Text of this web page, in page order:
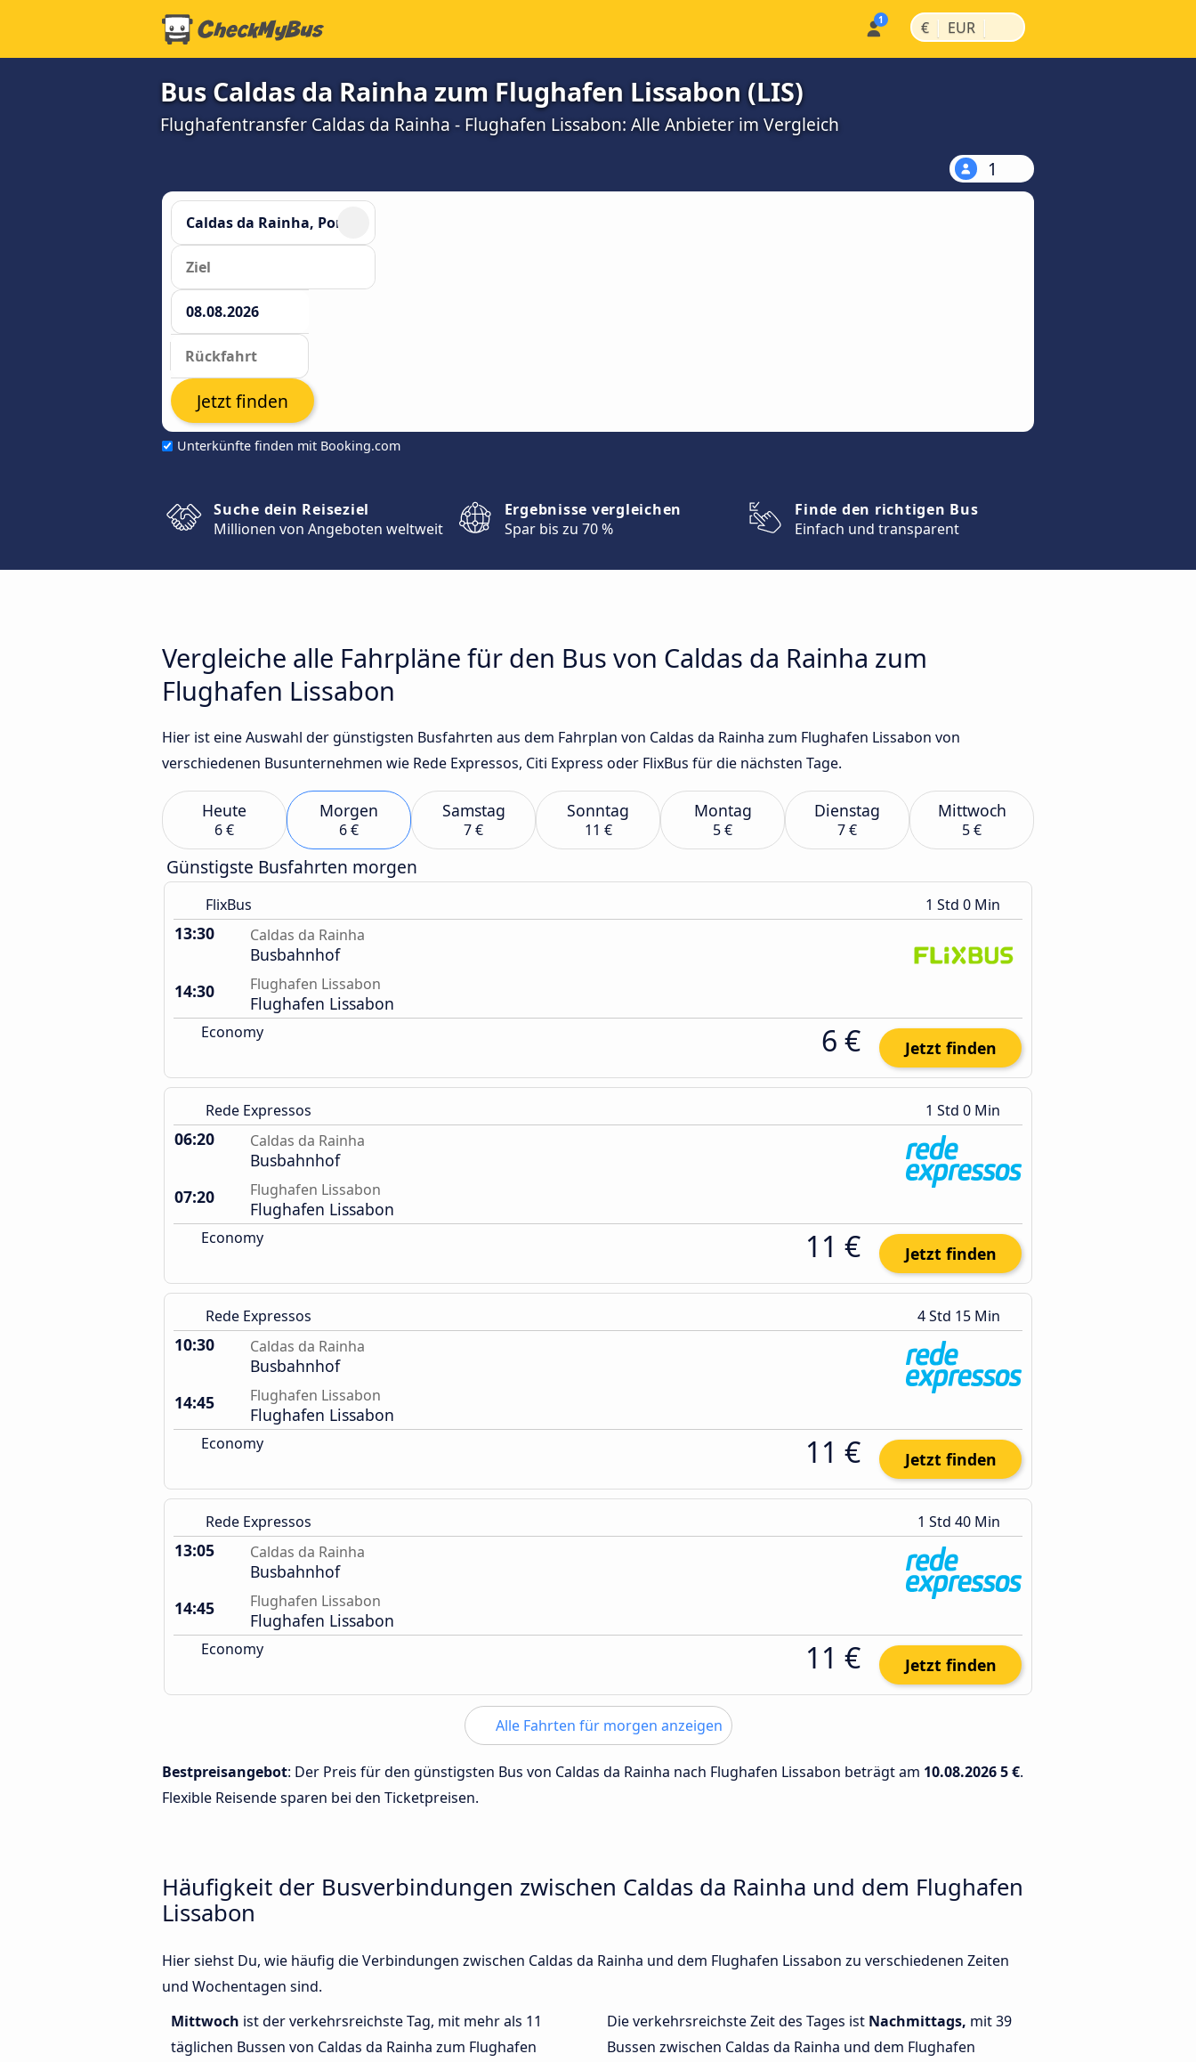
€ | EUR |
Bus Caldas da Rainha zum Flughafen Lissabon (LIS)
Flughafentransfer Caldas da Rainha - Flughafen Lissabon: Alle Anbieter im Vergleich
1
Unterkünfte finden mit Booking.com
Jetzt finden
Suche dein Reiseziel
Millionen von Angeboten weltweit
Ergebnisse vergleichen
Spar bis zu 70 %
Finde den richtigen Bus
Einfach und transparent
Vergleiche alle Fahrpläne für den Bus von Caldas da Rainha zum
Flughafen Lissabon
Hier ist eine Auswahl der günstigsten Busfahrten aus dem Fahrplan von Caldas da Rainha zum Flughafen Lissabon von
verschiedenen Busunternehmen wie Rede Expressos, Citi Express oder FlixBus für die nächsten Tage.
Heute
6 €
Morgen
6 €
Samstag
7 €
Sonntag
11 €
Montag
5 €
Dienstag
7 €
Mittwoch
5 €
Günstigste Busfahrten morgen
FlixBus 1 Std 0 Min
13:30 Caldas da Rainha
Busbahnhof
14:30
Flughafen Lissabon
Flughafen Lissabon
Economy 6 € Jetzt finden
Rede Expressos 1 Std 0 Min
06:20 Caldas da Rainha
Busbahnhof
07:20
Flughafen Lissabon
Flughafen Lissabon
Economy 11 € Jetzt finden
Rede Expressos 4 Std 15 Min
10:30 Caldas da Rainha
Busbahnhof
14:45
Flughafen Lissabon
Flughafen Lissabon
Economy 11 € Jetzt finden
Rede Expressos 1 Std 40 Min
13:05 Caldas da Rainha
Busbahnhof
14:45
Flughafen Lissabon
Flughafen Lissabon
Economy 11 € Jetzt finden
Alle Fahrten für morgen anzeigen
Bestpreisangebot: Der Preis für den günstigsten Bus von Caldas da Rainha nach Flughafen Lissabon beträgt am 10.08.20265 €.
Flexible Reisende sparen bei den Ticketpreisen.
Häufigkeit der Busverbindungen zwischen Caldas da Rainha und dem Flughafen
Lissabon
Hier siehst Du, wie häufig die Verbindungen zwischen Caldas da Rainha und dem Flughafen Lissabon zu verschiedenen Zeiten
und Wochentagen sind.
Mittwoch ist der verkehrsreichste Tag, mit mehr als 11
täglichen Bussen von Caldas da Rainha zum Flughafen
Die verkehrsreichste Zeit des Tages ist Nachmittags, mit 39
Bussen zwischen Caldas da Rainha und dem Flughafen